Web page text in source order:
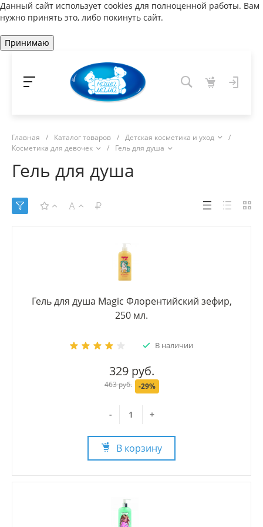
Данный сайт использует cookies для полноценной работы. Вам
нужно принять это, либо покинуть сайт.
Принимаю
Главная / Каталог товаров / Детская косметика и уход
/
Косметика для девочек
/ Гель для душа
Гель для душа
Гель для душа Magic Флорентийский зефир,
250 мл.
В наличии
329 руб.
463 руб. -29%
- +
В корзину